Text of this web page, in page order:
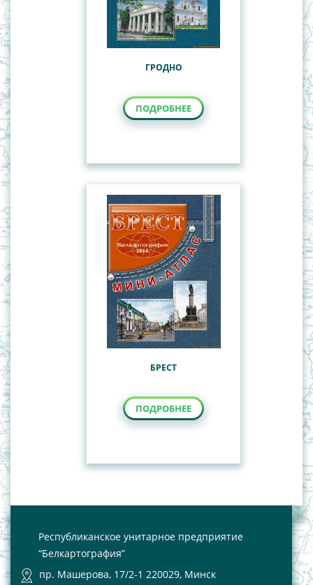
ГРОДНО
ПОДРОБНЕЕ
БРЕСТ
ПОДРОБНЕЕ
Республиканское унитарное предприятие
“Белкартография”
пр. Машерова, 17/2-1 220029, Минск